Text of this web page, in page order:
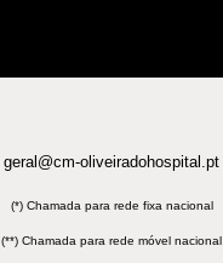
geral@cm-oliveiradohospital.pt
(*) Chamada para rede fixa nacional
(**) Chamada para rede móvel nacional